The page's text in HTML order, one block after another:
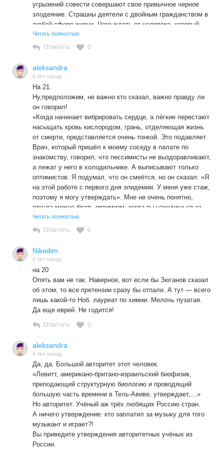
угрызений совести совершают свое привычное черное
злодеяние. Страшны деятели с двойным гражданством в
любой сфере жизни. Чего ждать от человека, который,
принимая второе гражданство, клянется: «Торжественно,
добровольно и без каких-либо скрытых колебаний
любому иностранному государству. Мои преданность и
верность с этого дня направлены к Соединенным Штатам
Америки»?
Если убрать эти УГРОЗЫ, то любой документ,
предусматривающий ВОЛЮ НАРОДА, гарантирует
ДОСТИЖЕНИЕ всего, что ему было обещано. Иначе –
никак.
Читать полностью
Ответить 0
aleksandra
6 лет назад
На 21.
Ну,предположим, не важно кто сказал, важно правду ли
он говорил!
«Когда начинает вибрировать сердце, а лёгкие перестают
насыщать кровь кислородом, грань, отделяющая жизнь
от смерти, представляется очень тонкой. Это подавляет.
Врач, который пришёл к моему соседу в палате по
знакомству, говорил, что пессимисты не выздоравливают,
а лежат у него в холодильнике. А выписывают только
оптимистов. Я подумал, что он смеётся, но он сказал: «Я
на этой работе с первого дня эпидемии. У меня уже стаж,
поэтому я могу утверждать». Мне не очень понятно,
откуда можно брать оптимизм, когда ты находишься за
тонкой перепонкой от того света. Тем не менее, такой
закон был выдвинут одним из медиков, с которым мне
Второй момент заключается в том, что с тобой начинают
происходить диковинные вещи, которые никогда раньше
не происходили. Например, начинает «вертеть» мышцы.
Они начинают неожиданно двигаться и скручиваться с
большим напряжением, будто это медленная судорога.
Ещё одна «фишка» «короны», это, когда моешься после
очередной потливой ночи, вода мгновенно вызывает
было ещё минуту назад.»
РЕКОМЕНДУЮ.
Читать полностью
Ответить 0
Nikodim
6 лет назад
на 20
Опять вам не так. Наверное, вот если бы Зюганов сказал
об этом, то все претензии сразу бы отпали. А тут — всего
лишь какой-то Ноб. лауреат по химии. Мелочь пузатая.
Да еще еврей. Не годится!
Ответить 0
aleksandra
6 лет назад
Да, да. Большой авторитет этот человек.
«Левитт, американо-британо-израильский биофизик,
преподающий структурную биологию и проводящий
большую часть времени в Тель-Авиве, утверждает,…»
Но авторитет. Учёный аж трёх любящих Россию стран.
А ничего утверждение: кто заплатил за музыку для того
музыкант и играет?!
Вы приведите утверждения авторитетных учёных из
России.